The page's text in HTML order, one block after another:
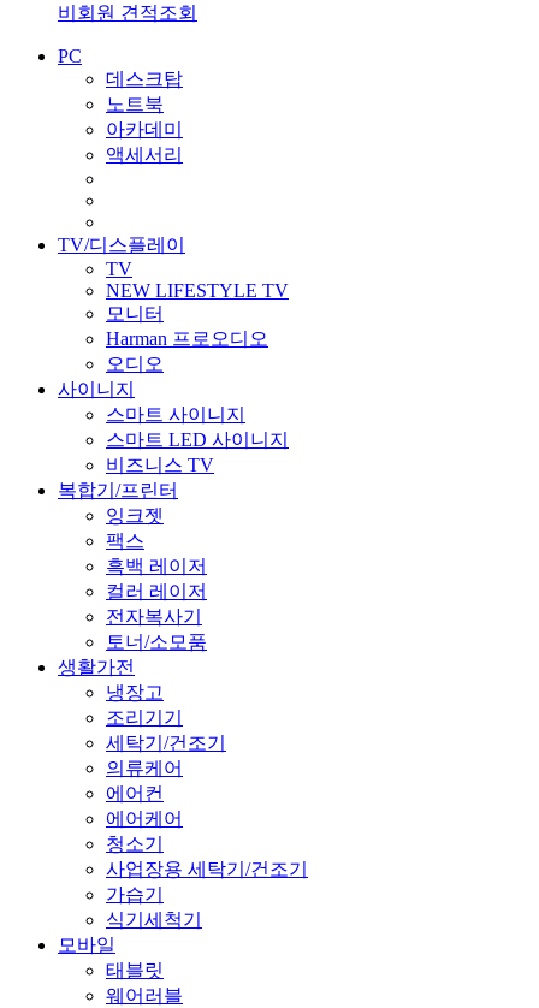
비회원 견적조회
PC
데스크탑
노트북
아카데미
액세서리
TV/디스플레이
TV
NEW LIFESTYLE TV
모니터
Harman 프로오디오
오디오
사이니지
스마트 사이니지
스마트 LED 사이니지
비즈니스 TV
복합기/프린터
잉크젯
팩스
흑백 레이저
컬러 레이저
전자복사기
토너/소모품
생활가전
냉장고
조리기기
세탁기/건조기
의류케어
에어컨
에어케어
청소기
사업장용 세탁기/건조기
가습기
식기세척기
모바일
태블릿
웨어러블